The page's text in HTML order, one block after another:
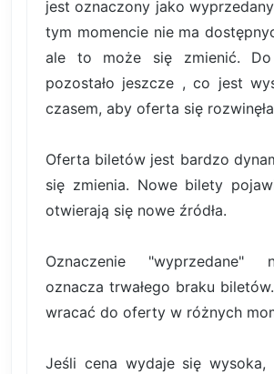
jest oznaczony jako
tym momencie nie ma
ale to może się zmienić. Do
pozostało jeszcze , co jest
czasem, aby oferta się
Oferta biletów jest bardzo
się zmienia. Nowe bilety
otwierają się nowe źródła.
Oznaczenie "wyprzedane"
oznacza trwałego braku
wracać do oferty w różnych
Jeśli cena wydaje się wysoka,